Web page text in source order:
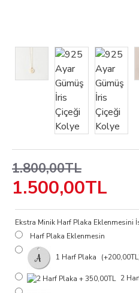
1.500,00TL
1.800,00TL
Ekstra Minik Harf Plaka Eklenmesini
Harf Plaka Eklenmesin
1 Harf Plaka
2